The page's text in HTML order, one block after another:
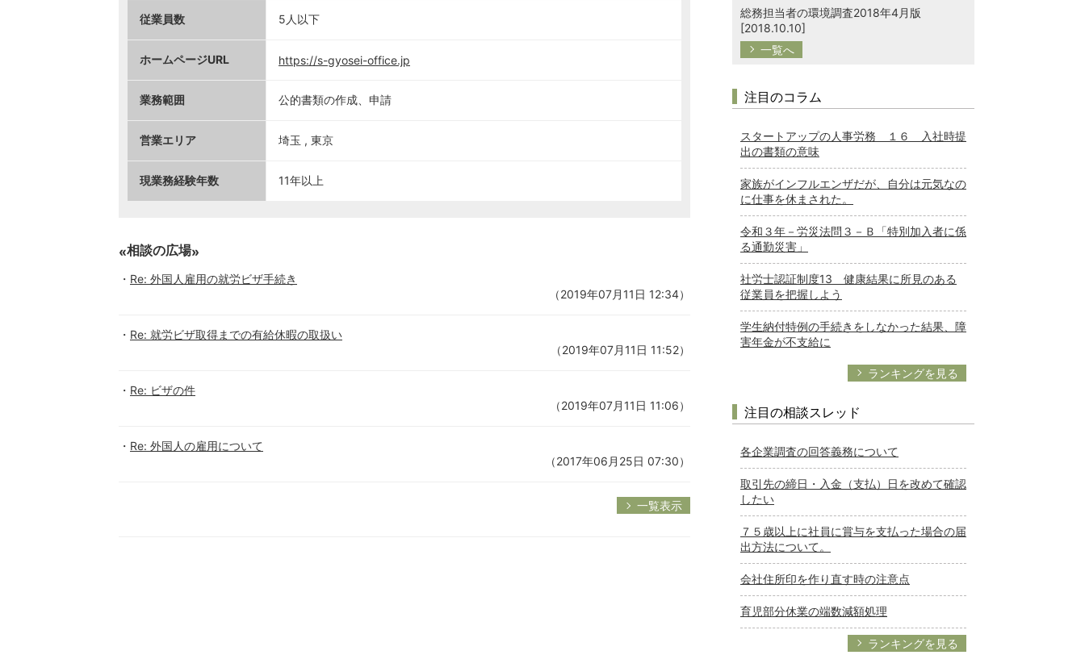
従業員数 5人以下
ホームページURL https://s-gyosei-office.jp
業務範囲 公的書類の作成、申請
営業エリア 埼玉 , 東京
現業務経験年数 11年以上
相談の広場
Re: 外国人雇用の就労ビザ手続き
（2019年07月11日 12:34）
Re: 就労ビザ取得までの有給休暇の取扱い
（2019年07月11日 11:52）
Re: ビザの件
（2019年07月11日 11:06）
Re: 外国人の雇用について
（2017年06月25日 07:30）
一覧表示
総務担当者の環境調査2018年4月版
[2018.10.10]
一覧へ
注目のコラム
スタートアップの人事労務 １６ 入社時提
出の書類の意味
家族がインフルエンザだが、自分は元気なの
に仕事を休まされた。
令和３年－労災法問３－Ｂ「特別加入者に係
る通勤災害」
社労士認証制度13 健康結果に所見のある
従業員を把握しよう
学生納付特例の手続きをしなかった結果、障
害年金が不支給に
ランキングを見る
注目の相談スレッド
各企業調査の回答義務について
取引先の締日・入金（支払）日を改めて確認
したい
７５歳以上に社員に賞与を支払った場合の届
出方法について。
会社住所印を作り直す時の注意点
育児部分休業の端数減額処理
ランキングを見る